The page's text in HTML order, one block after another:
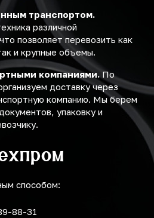
транспортом.
различной
позволяет перевозить как
и крупные объемы.
компаниями. По
доставку через
компанию. Мы берем
упаковку и
способом:
88-31